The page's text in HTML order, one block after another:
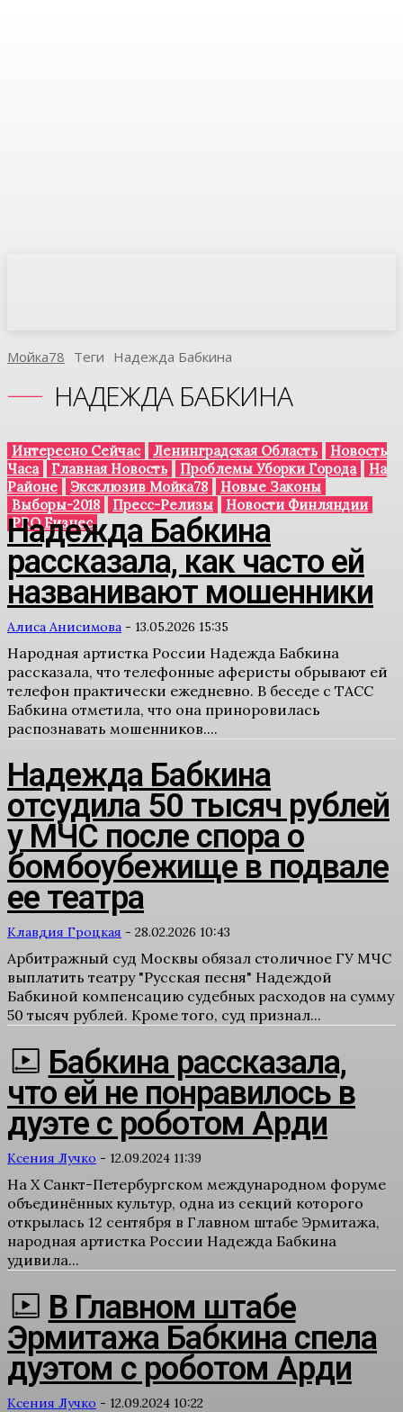
Мойка78 Теги Надежда Бабкина
НАДЕЖДА БАБКИНА
Интересно Сейчас Ленинградская Область
Новость
Часа
Главная Новость Проблемы Уборки Города
На
Районе
Эксклюзив Мойка78
Новые Законы
Выборы-2018
Пресс-Релизы
Новости Финляндии
PRO Бизнес
Надежда Бабкина
рассказала, как часто ей
названивают мошенники
Алиса Анисимова - 13.05.2026 15:35
Народная артистка России Надежда Бабкина
рассказала, что телефонные аферисты обрывают ей
телефон практически ежедневно. В беседе с ТАСС
Бабкина отметила, что она приноровилась
распознавать мошенников....
Надежда Бабкина
отсудила 50 тысяч рублей
у МЧС после спора о
бомбоубежище в подвале
ее театра
Клавдия Гроцкая - 28.02.2026 10:43
Арбитражный суд Москвы обязал столичное ГУ МЧС
выплатить театру "Русская песня" Надеждой
Бабкиной компенсацию судебных расходов на сумму
50 тысяч рублей. Кроме того, суд признал...
Бабкина рассказала,
что ей не понравилось в
дуэте с роботом Арди
Ксения Лучко - 12.09.2024 11:39
На X Санкт-Петербургском международном форуме
объединённых культур, одна из секций которого
открылась 12 сентября в Главном штабе Эрмитажа,
народная артистка России Надежда Бабкина
удивила...
В Главном штабе
Эрмитажа Бабкина спела
дуэтом с роботом Арди
Ксения Лучко - 12.09.2024 10:22